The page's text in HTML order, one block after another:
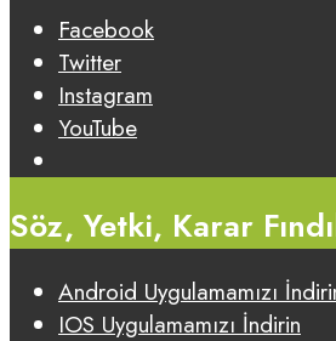
Facebook
Twitter
Instagram
YouTube
Window
Söz, Yetki, Karar
Android Uygulamamızı
IOS Uygulamamızı İndirin